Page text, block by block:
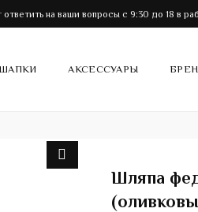
на ваши вопросы с 9:30 до 18 в
ШАПКИ АКСЕССУАРЫ
Шляпа